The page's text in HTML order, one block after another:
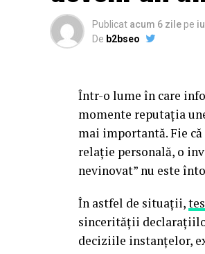
Publicat acum 6 zile pe
De b2bseo
Într-o lume în care
momente reputația
mai importantă. Fie
relație personală, o
nevinovat” nu este
În astfel de situații,
sincerității
deciziile instanțelor,